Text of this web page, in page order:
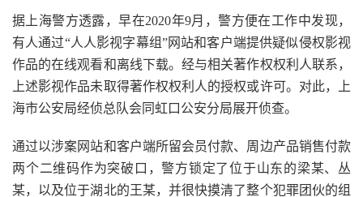
据上海警方透露，早在2020年9月，警方便在工作中发现，
有人通过“人人影视字幕组”网站和客户端提供疑似侵权影视
作品的在线观看和离线下载。经与相关著作权权利人联系，
上述影视作品未取得著作权权利人的授权或许可。对此，上
海市公安局经侦总队会同虹口公安分局展开侦查。
通过以涉案网站和客户端所留会员付款、周边产品销售付款
两个二维码作为突破口，警方锁定了位于山东的梁某、丛
某，以及位于湖北的王某，并很快摸清了整个犯罪团伙的组